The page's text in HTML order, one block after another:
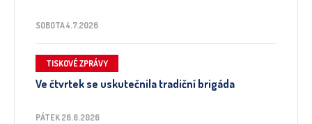
SOBOTA 4.7.2026
TISKOVÉ ZPRÁVY
Ve čtvrtek se uskutečnila tradiční brigáda
PÁTEK 26.6.2026